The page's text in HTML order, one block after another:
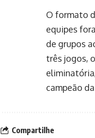
O formato
equipes
de grupos
três jogos,
campeão
Compartilhe